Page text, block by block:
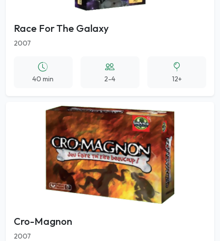
Race For The Galaxy
2007
40 min 2-4 12+
Cro-Magnon
2007